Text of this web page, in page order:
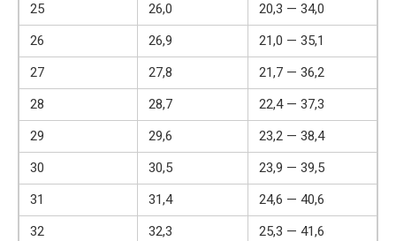
25
26,0
20,3 — 34,0
26
26,9
21,0 — 35,1
27
27,8
21,7 — 36,2
28
28,7
22,4 — 37,3
29
29,6
23,2 — 38,4
30
30,5
23,9 — 39,5
31
31,4
24,6 — 40,6
32
32,3
25,3 — 41,6